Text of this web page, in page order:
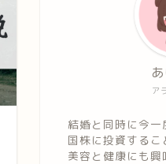
ア
結婚と同時に今
国株に投資する
美容と健康にも興